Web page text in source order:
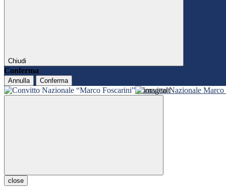
Chiudi
Conferma
Annulla Conferma
Convitto Nazionale Marco
close